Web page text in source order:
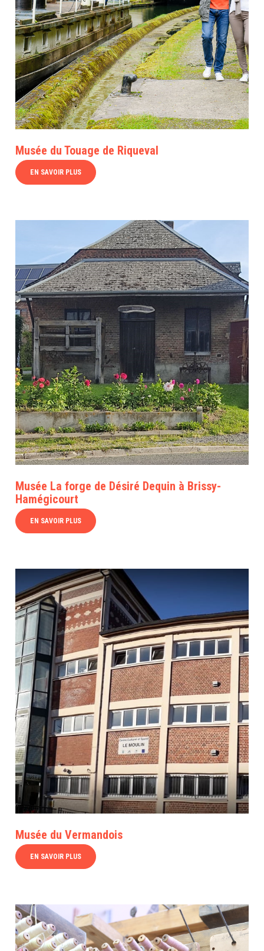
Musée du Touage de Riqueval
EN SAVOIR PLUS
Musée La forge de Désiré Dequin à Brissy-
Hamégicourt
EN SAVOIR PLUS
Musée du Vermandois
EN SAVOIR PLUS